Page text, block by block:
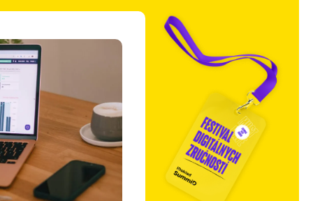
v iDoklade a potrebujete poradiť?